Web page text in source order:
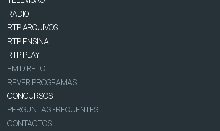
RÁDIO
RTP ARQUIVOS
RTP ENSINA
RTP PLAY
EM DIRETO
REVER PROGRAMAS
CONCURSOS
PERGUNTAS FREQUENTES
CONTACTOS